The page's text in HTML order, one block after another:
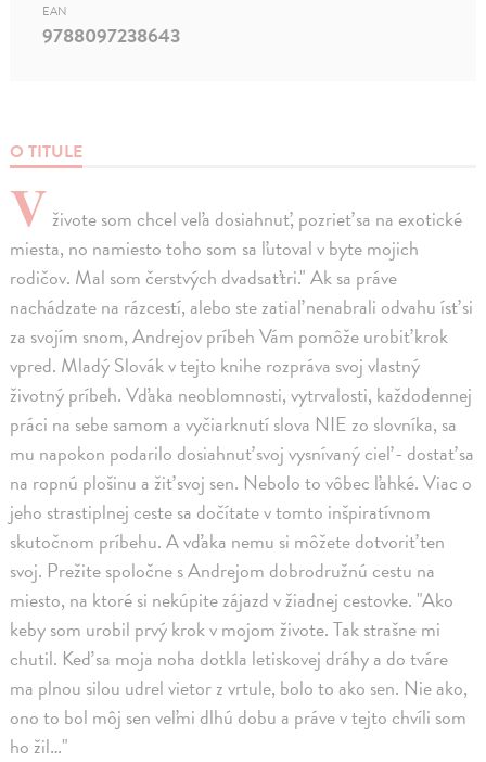
O TITULE
Vživote som chcel veľa dosiahnuť, pozrieť sa na exotické
miesta, no namiesto toho som sa ľutoval v byte mojich
rodičov. Mal som čerstvých dvadsaťtri." Ak sa práve
nachádzate na rázcestí, alebo ste zatiaľ nenabrali odvahu ísť si
za svojím snom, Andrejov príbeh Vám pomôže urobiť krok
vpred. Mladý Slovák v tejto knihe rozpráva svoj vlastný
životný príbeh. Vďaka neoblomnosti, vytrvalosti, každodennej
práci na sebe samom a vyčiarknutí slova NIE zo slovníka, sa
mu napokon podarilo dosiahnuť svoj vysnívaný cieľ - dostať sa
na ropnú plošinu a žiť svoj sen. Nebolo to vôbec ľahké. Viac o
jeho strastiplnej ceste sa dočítate v tomto inšpiratívnom
skutočnom príbehu. A vďaka nemu si môžete dotvoriť ten
svoj. Prežite spoločne s Andrejom dobrodružnú cestu na
miesto, na ktoré si nekúpite zájazd v žiadnej cestovke. "Ako
keby som urobil prvý krok v mojom živote. Tak strašne mi
chutil. Keď sa moja noha dotkla letiskovej dráhy a do tváre
ma plnou silou udrel vietor z vrtule, bolo to ako sen. Nie ako,
ono to bol môj sen veľmi dlhú dobu a práve v tejto chvíli som
ho žil…"
EAN
9788097238643